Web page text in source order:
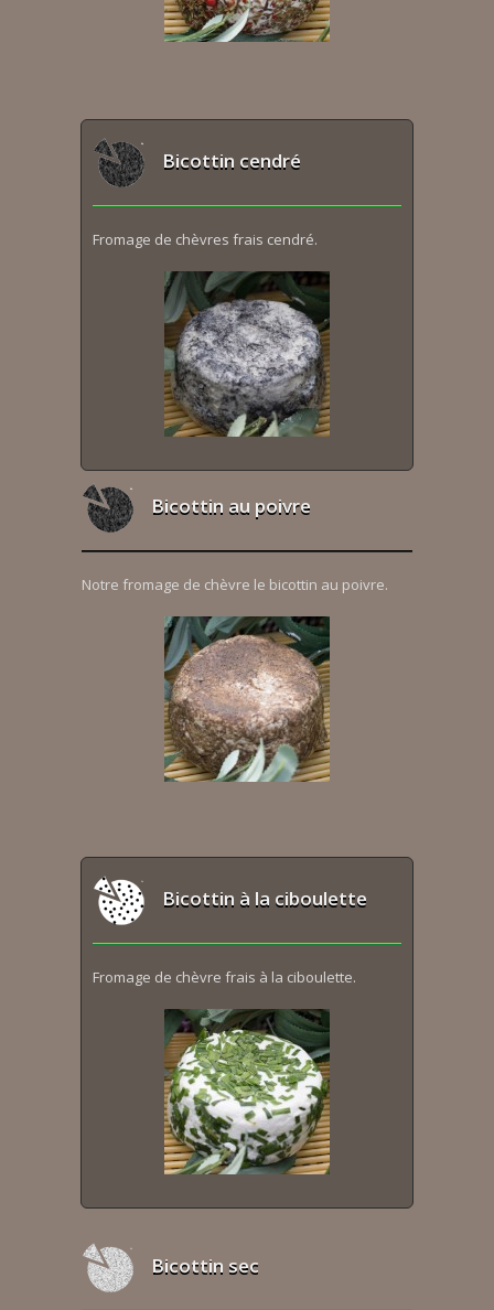
Bicottin cendré
Fromage de chèvres frais cendré.
Bicottin au poivre
Notre fromage de chèvre le bicottin au poivre.
Bicottin à la ciboulette
Fromage de chèvre frais à la ciboulette.
Bicottin sec